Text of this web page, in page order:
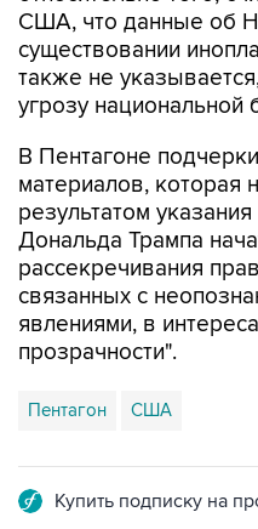
США, что данные об
существовании
также не
угрозу
В Пентагоне
материалов, которая
результатом
Дональда Трампа
рассекречивания
связанных с
явлениями, в
прозрачности".
Пентагон США
Купить подписку на